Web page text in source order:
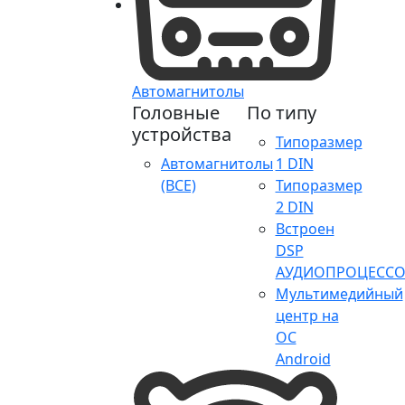
Автомагнитолы
Головные
устройства
Автомагнитолы
(ВСЕ)
По типу
Типоразмер
1 DIN
Типоразмер
2 DIN
Встроен
DSP
Мультимедийный
центр на
ОС
Android